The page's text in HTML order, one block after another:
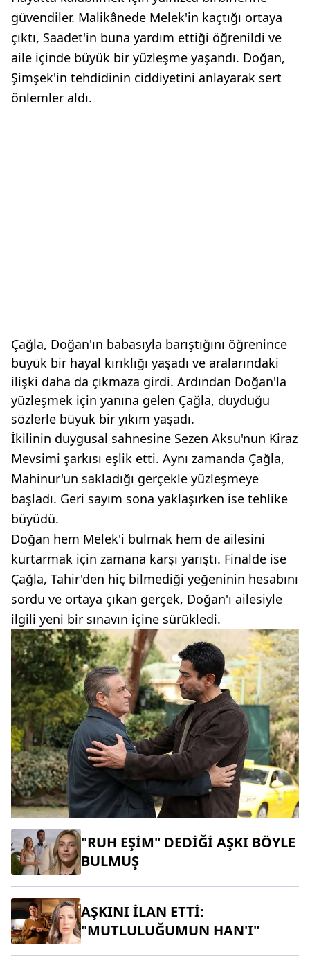
güvendiler. Malikânede Melek'in kaçtığı ortaya
çıktı, Saadet'in buna yardım ettiği öğrenildi ve
aile içinde büyük bir yüzleşme yaşandı. Doğan,
Şimşek'in tehdidinin ciddiyetini anlayarak sert
önlemler aldı.
Çağla, Doğan'ın babasıyla barıştığını öğrenince
büyük bir hayal kırıklığı yaşadı ve aralarındaki
ilişki daha da çıkmaza girdi. Ardından Doğan'la
yüzleşmek için yanına gelen Çağla, duyduğu
sözlerle büyük bir yıkım yaşadı.
İkilinin duygusal sahnesine Sezen Aksu'nun Kiraz
Mevsimi şarkısı eşlik etti. Aynı zamanda Çağla,
Mahinur'un sakladığı gerçekle yüzleşmeye
başladı. Geri sayım sona yaklaşırken ise tehlike
büyüdü.
Doğan hem Melek'i bulmak hem de ailesini
kurtarmak için zamana karşı yarıştı. Finalde ise
Çağla, Tahir'den hiç bilmediği yeğeninin hesabını
sordu ve ortaya çıkan gerçek, Doğan'ı ailesiyle
ilgili yeni bir sınavın içine sürükledi.
"RUH EŞİM" DEDİĞİ AŞKI BÖYLE
BULMUŞ
AŞKINI İLAN ETTİ:
"MUTLULUĞUMUN HAN'I"